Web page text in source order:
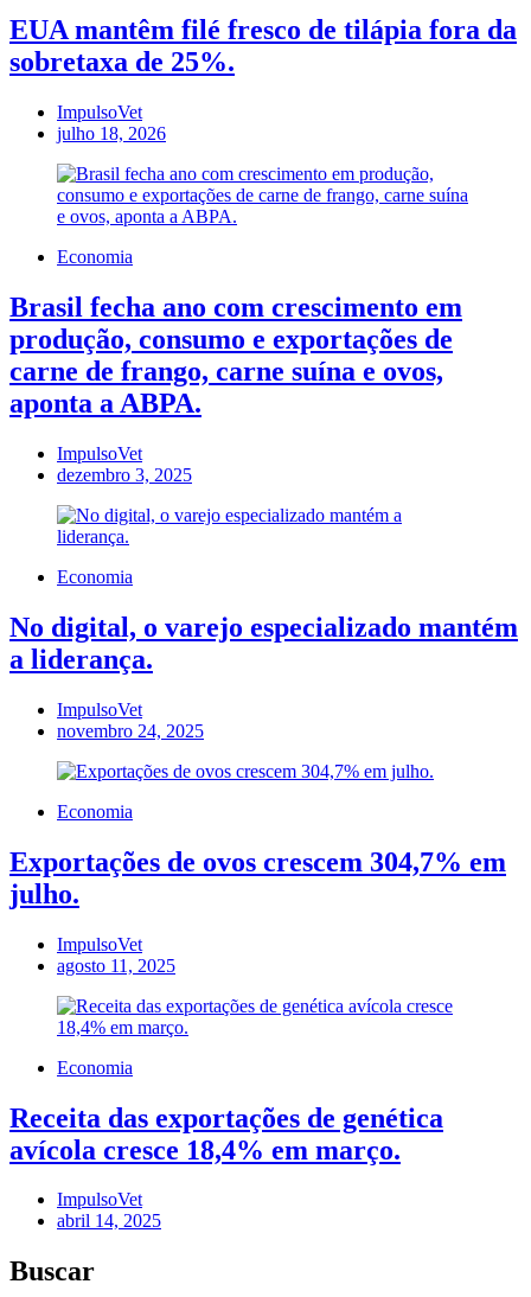
EUA mantêm filé fresco de tilápia fora da
sobretaxa de 25%.
ImpulsoVet
julho 18, 2026
Economia
Brasil fecha ano com crescimento em
produção, consumo e exportações de
carne de frango, carne suína e ovos,
aponta a ABPA.
ImpulsoVet
dezembro 3, 2025
Economia
No digital, o varejo especializado mantém
a liderança.
ImpulsoVet
novembro 24, 2025
Economia
Exportações de ovos crescem 304,7% em
julho.
ImpulsoVet
agosto 11, 2025
Economia
Receita das exportações de genética
avícola cresce 18,4% em março.
ImpulsoVet
abril 14, 2025
Buscar